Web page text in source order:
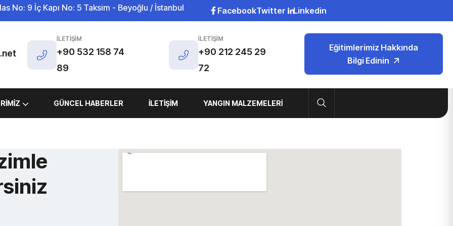
No: 9 İç Kapı No: 5 Taksim - Beyoğlu / İstanbul FacebookTwitter Linkedin
İLETIŞIM
+90 532 158 74
89
İLETIŞIM
+90 212 245 29
72
Eğitimlerimiz Hakkında
Bilgi Edinin
GÜNCEL HABERLER İLETIŞIM YANGIN MALZEMELERI